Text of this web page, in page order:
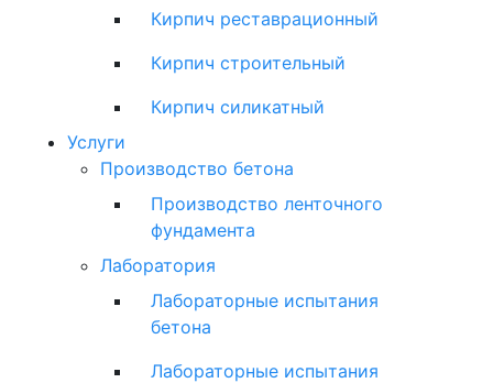
Кирпич реставрационный
Кирпич строительный
Кирпич силикатный
Услуги
Производство бетона
Производство ленточного
фундамента
Лаборатория
Лабораторные испытания
бетона
Лабораторные испытания